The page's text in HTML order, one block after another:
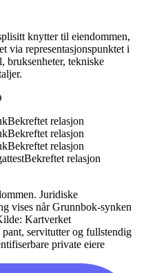
knytter til eiendommen,
via representasjonspunktet i
bruksenheter, tekniske
Bekreftet relasjon
Bekreftet relasjon
Bekreftet relasjon
Bekreftet relasjon
Juridiske
vises når Grunnbok-synken
Kartverket
servitutter og fullstendig
private eiere